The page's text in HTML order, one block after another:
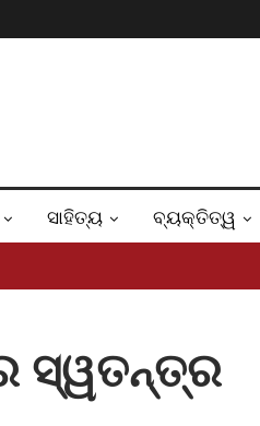
ସାହିତ୍ୟ ବ୍ୟକ୍ତିତ୍ୱ
ସ୍ୱତନ୍ତ୍ର